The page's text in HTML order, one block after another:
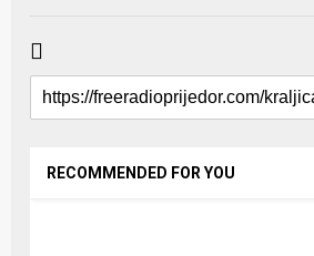
RECOMMENDED FOR YOU